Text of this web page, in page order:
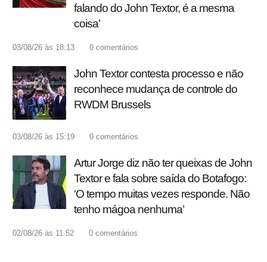
falando do John Textor, é a mesma
coisa’
03/08/26 às 18:13 0 comentários
John Textor contesta processo e não
reconhece mudança de controle do
RWDM Brussels
03/08/26 às 15:19 0 comentários
Artur Jorge diz não ter queixas de John
Textor e fala sobre saída do Botafogo:
‘O tempo muitas vezes responde. Não
tenho mágoa nenhuma’
02/08/26 às 11:52 0 comentários